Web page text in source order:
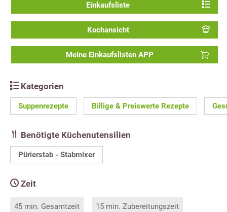
Einkaufsliste
Kochansicht
Meine Einkaufslisten APP
Kategorien
Suppenrezepte Billige & Preiswerte Rezepte
Benötigte Küchenutensilien
Pürierstab - Stabmixer
Zeit
45 min. Gesamtzeit 15 min. Zubereitungszeit